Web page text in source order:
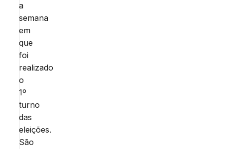
a
semana
em
que
foi
realizado
o
1º
turno
das
eleições.
São